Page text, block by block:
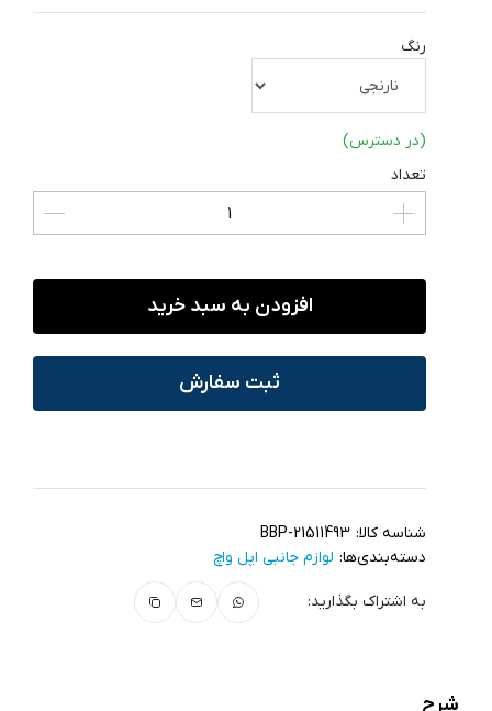
رنگ
(در دسترس)
تعداد
افزودن به سبد خرید
ثبت سفارش
شناسه کالا: BBP-21511493
دسته‌بندی‌ها: لوازم جانبی اپل واچ
به اشتراک بگذارید:
شرح